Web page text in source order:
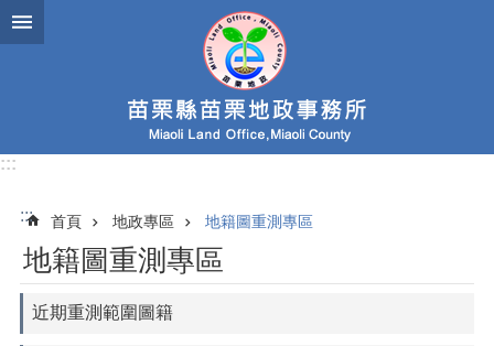
跳到主要內容區塊
:::
::: 首頁 地政專區 地籍圖重測專區
地籍圖重測專區
近期重測範圍圖籍